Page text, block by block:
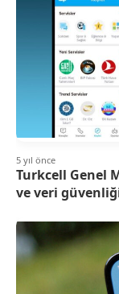
5 yıl önce
Turkcell Genel
ve veri